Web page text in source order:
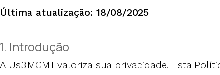
​Última atualização: 18/08/2025
1. Introdução
A Us3 MGMT valoriza sua privacidade. Esta